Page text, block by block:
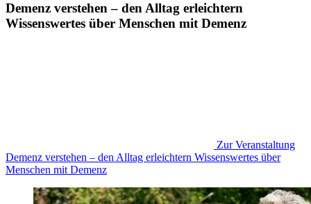
Demenz verstehen – den Alltag erleichtern
Wissenswertes über Menschen mit Demenz
Zur Veranstaltung
Demenz verstehen – den Alltag erleichtern Wissenswertes über
Menschen mit Demenz